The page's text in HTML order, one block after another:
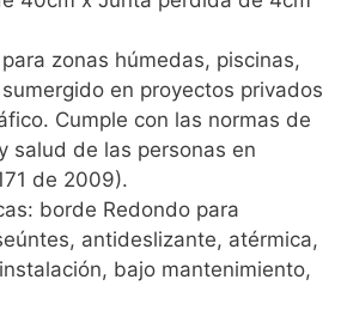
zonas húmedas, piscinas,
en proyectos privados
Cumple con las normas de
salud de las personas en
de 2009).
borde Redondo para
antideslizante, atérmica,
bajo mantenimiento,